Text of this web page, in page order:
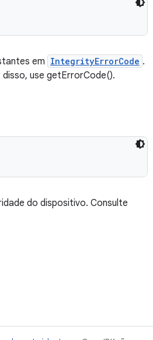
em IntegrityErrorCode .
use getErrorCode().
do dispositivo. Consulte